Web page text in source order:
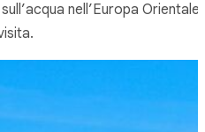
nell’Europa Orientale,